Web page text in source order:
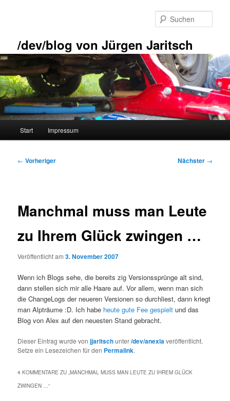
/dev/blog von Jürgen Jaritsch
Start Impressum
Beitragsnavigation
← Vorheriger Nächster →
Manchmal muss man Leute
zu Ihrem Glück zwingen …
Veröffentlicht am3. November 2007
Wenn ich Blogs sehe, die bereits zig Versionssprünge alt sind,
dann stellen sich mir alle Haare auf. Vor allem, wenn man sich
die ChangeLogs der neueren Versionen so durchliest, dann kriegt
man Alpträume :D. Ich habe heute gute Fee gespielt und das
Blog von Alex auf den neuesten Stand gebracht.
Dieser Eintrag wurde vonjjaritschunter/dev/anexiaveröffentlicht.
Setze ein Lesezeichen für den Permalink.
4 KOMMENTARE ZU „MANCHMAL MUSS MAN LEUTE ZU IHREM GLÜCK
ZWINGEN …“